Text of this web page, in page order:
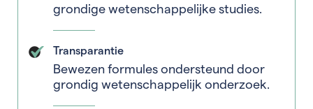
grondige wetenschappelijke studies.
Transparantie
Bewezen formules ondersteund door
grondig wetenschappelijk onderzoek.